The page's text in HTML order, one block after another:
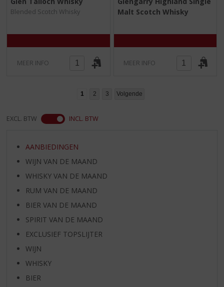
,
0
Blended Scotch Whisky
MEER INFO
,
0
Malt Scotch Whisky
MEER INFO
1 2 3 Volgende
EXCL. BTW INCL. BTW
AANBIEDINGEN
WIJN VAN DE MAAND
WHISKY VAN DE MAAND
RUM VAN DE MAAND
BIER VAN DE MAAND
SPIRIT VAN DE MAAND
EXCLUSIEF TOPSLIJTER
WIJN
WHISKY
BIER